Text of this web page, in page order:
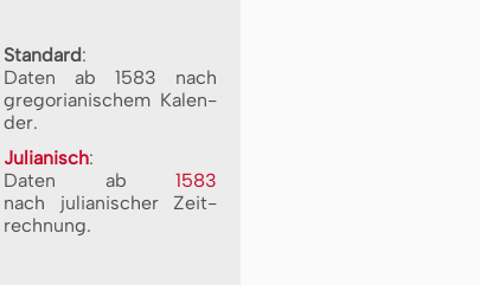
Standard:
Daten ab 1583 nach
gre­go­ri­a­ni­schem Ka­len­
der.
Julianisch:
Daten ab 1583
nach ju­li­a­ni­scher Zeit­
rech­nung.